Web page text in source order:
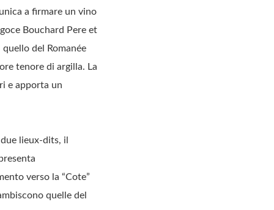
a firmare un vino
Bouchard Pere et
del Romanée
tenore di argilla. La
e apporta un
lieux-dits, il
verso la “Cote”
quelle del